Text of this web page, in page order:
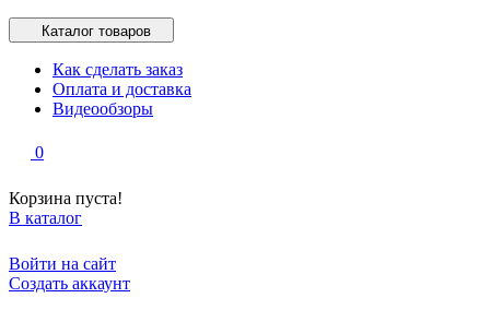
Каталог товаров
Как сделать заказ
Оплата и доставка
Видеообзоры
0
Корзина пуста!
В каталог
Войти на сайт
Создать аккаунт